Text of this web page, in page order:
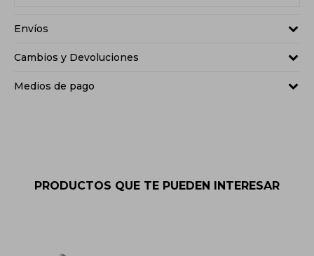
Envíos
Cambios y Devoluciones
Medios de pago
PRODUCTOS QUE TE PUEDEN INTERESAR